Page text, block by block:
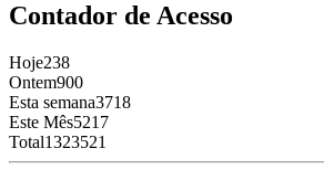
Contador de Acesso
Hoje238
Ontem900
Esta semana3718
Este Mês5217
Total1323521